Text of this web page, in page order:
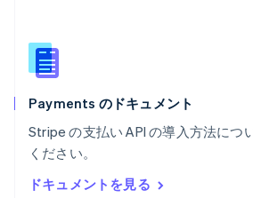
Payments のドキュメント
Stripe の支払い API の導入方法につ
ください。
ドキュメントを見る
Español
ラトビア
リトアニア
リヒテンシュタイン
Deutsch
ルーマニア
English